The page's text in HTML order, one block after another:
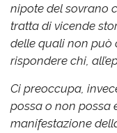
nipote del sovrano
tratta di vicende
delle quali non può
rispondere chi,
Ci preoccupa,
possa o non possa
manifestazione